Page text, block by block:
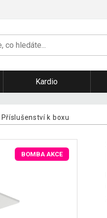
Kardio
Příslušenství k boxu
BOMBA AKCE